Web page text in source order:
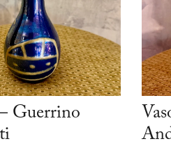
Guerrino